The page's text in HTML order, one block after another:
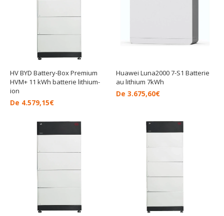
HV BYD Battery-Box Premium
HVM+ 11 kWh batterie lithium-
ion
De 4.579,15€
Huawei Luna2000 7-S1 Batterie
au lithium 7kWh
De 3.675,60€